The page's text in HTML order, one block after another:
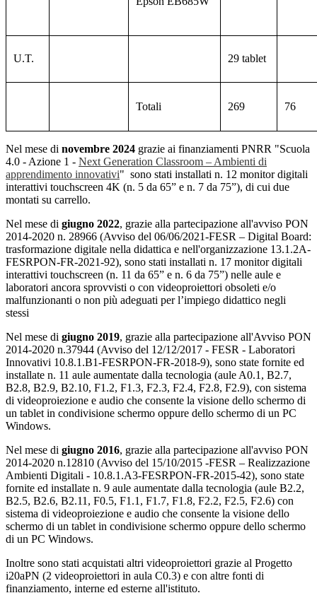
U.T. 29 tablet
Totali 269 76
Nel mese di novembre 2024 grazie ai finanziamenti PNRR "Scuola
4.0 - Azione 1 - Next Generation Classroom – Ambienti di
apprendimento innovativi" sono stati installati n. 12 monitor digitali
interattivi touchscreen 4K (n. 5 da 65” e n. 7 da 75”), di cui due
montati su carrello.
Nel mese di giugno 2022, grazie alla partecipazione all'avviso PON
2014-2020 n. 28966 (Avviso del 06/06/2021-FESR – Digital Board:
trasformazione digitale nella didattica e nell'organizzazione 13.1.2A-
FESRPON-FR-2021-92), sono stati installati n. 17 monitor digitali
interattivi touchscreen (n. 11 da 65” e n. 6 da 75”) nelle aule e
laboratori ancora sprovvisti o con videoproiettori obsoleti e/o
malfunzionanti o non più adeguati per l’impiego didattico negli
stessi
Nel mese di giugno 2019, grazie alla partecipazione all'Avviso PON
2014-2020 n.37944 (Avviso del 12/12/2017 - FESR - Laboratori
Innovativi 10.8.1.B1-FESRPON-FR-2018-9), sono state fornite ed
installate n. 11 aule aumentate dalla tecnologia (aule A0.1, B2.7,
B2.8, B2.9, B2.10, F1.2, F1.3, F2.3, F2.4, F2.8, F2.9), con sistema
di videoproiezione e audio che consente la visione dello schermo di
un tablet in condivisione schermo oppure dello schermo di un PC
Windows.
Nel mese di giugno 2016, grazie alla partecipazione all'avviso PON
2014-2020 n.12810 (Avviso del 15/10/2015 -FESR – Realizzazione
Ambienti Digitali - 10.8.1.A3-FESRPON-FR-2015-42), sono state
fornite ed installate n. 9 aule aumentate dalla tecnologia (aule B2.2,
B2.5, B2.6, B2.11, F0.5, F1.1, F1.7, F1.8, F2.2, F2.5, F2.6) con
sistema di videoproiezione e audio che consente la visione dello
schermo di un tablet in condivisione schermo oppure dello schermo
di un PC Windows.
Inoltre sono stati acquistati altri videoproiettori grazie al Progetto
i20aPN (2 videoproiettori in aula C0.3) e con altre fonti di
finanziamento, interne ed esterne all'istituto.